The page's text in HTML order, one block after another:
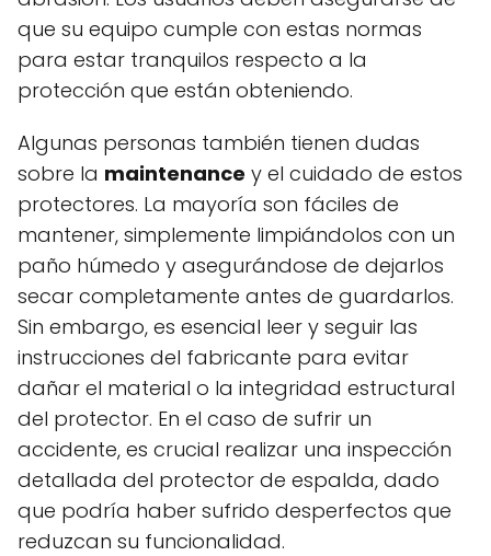
que su equipo cumple con estas normas
para estar tranquilos respecto a la
protección que están obteniendo.
Algunas personas también tienen dudas
sobre la maintenance y el cuidado de estos
protectores. La mayoría son fáciles de
mantener, simplemente limpiándolos con un
paño húmedo y asegurándose de dejarlos
secar completamente antes de guardarlos.
Sin embargo, es esencial leer y seguir las
instrucciones del fabricante para evitar
dañar el material o la integridad estructural
del protector. En el caso de sufrir un
accidente, es crucial realizar una inspección
detallada del protector de espalda, dado
que podría haber sufrido desperfectos que
reduzcan su funcionalidad.